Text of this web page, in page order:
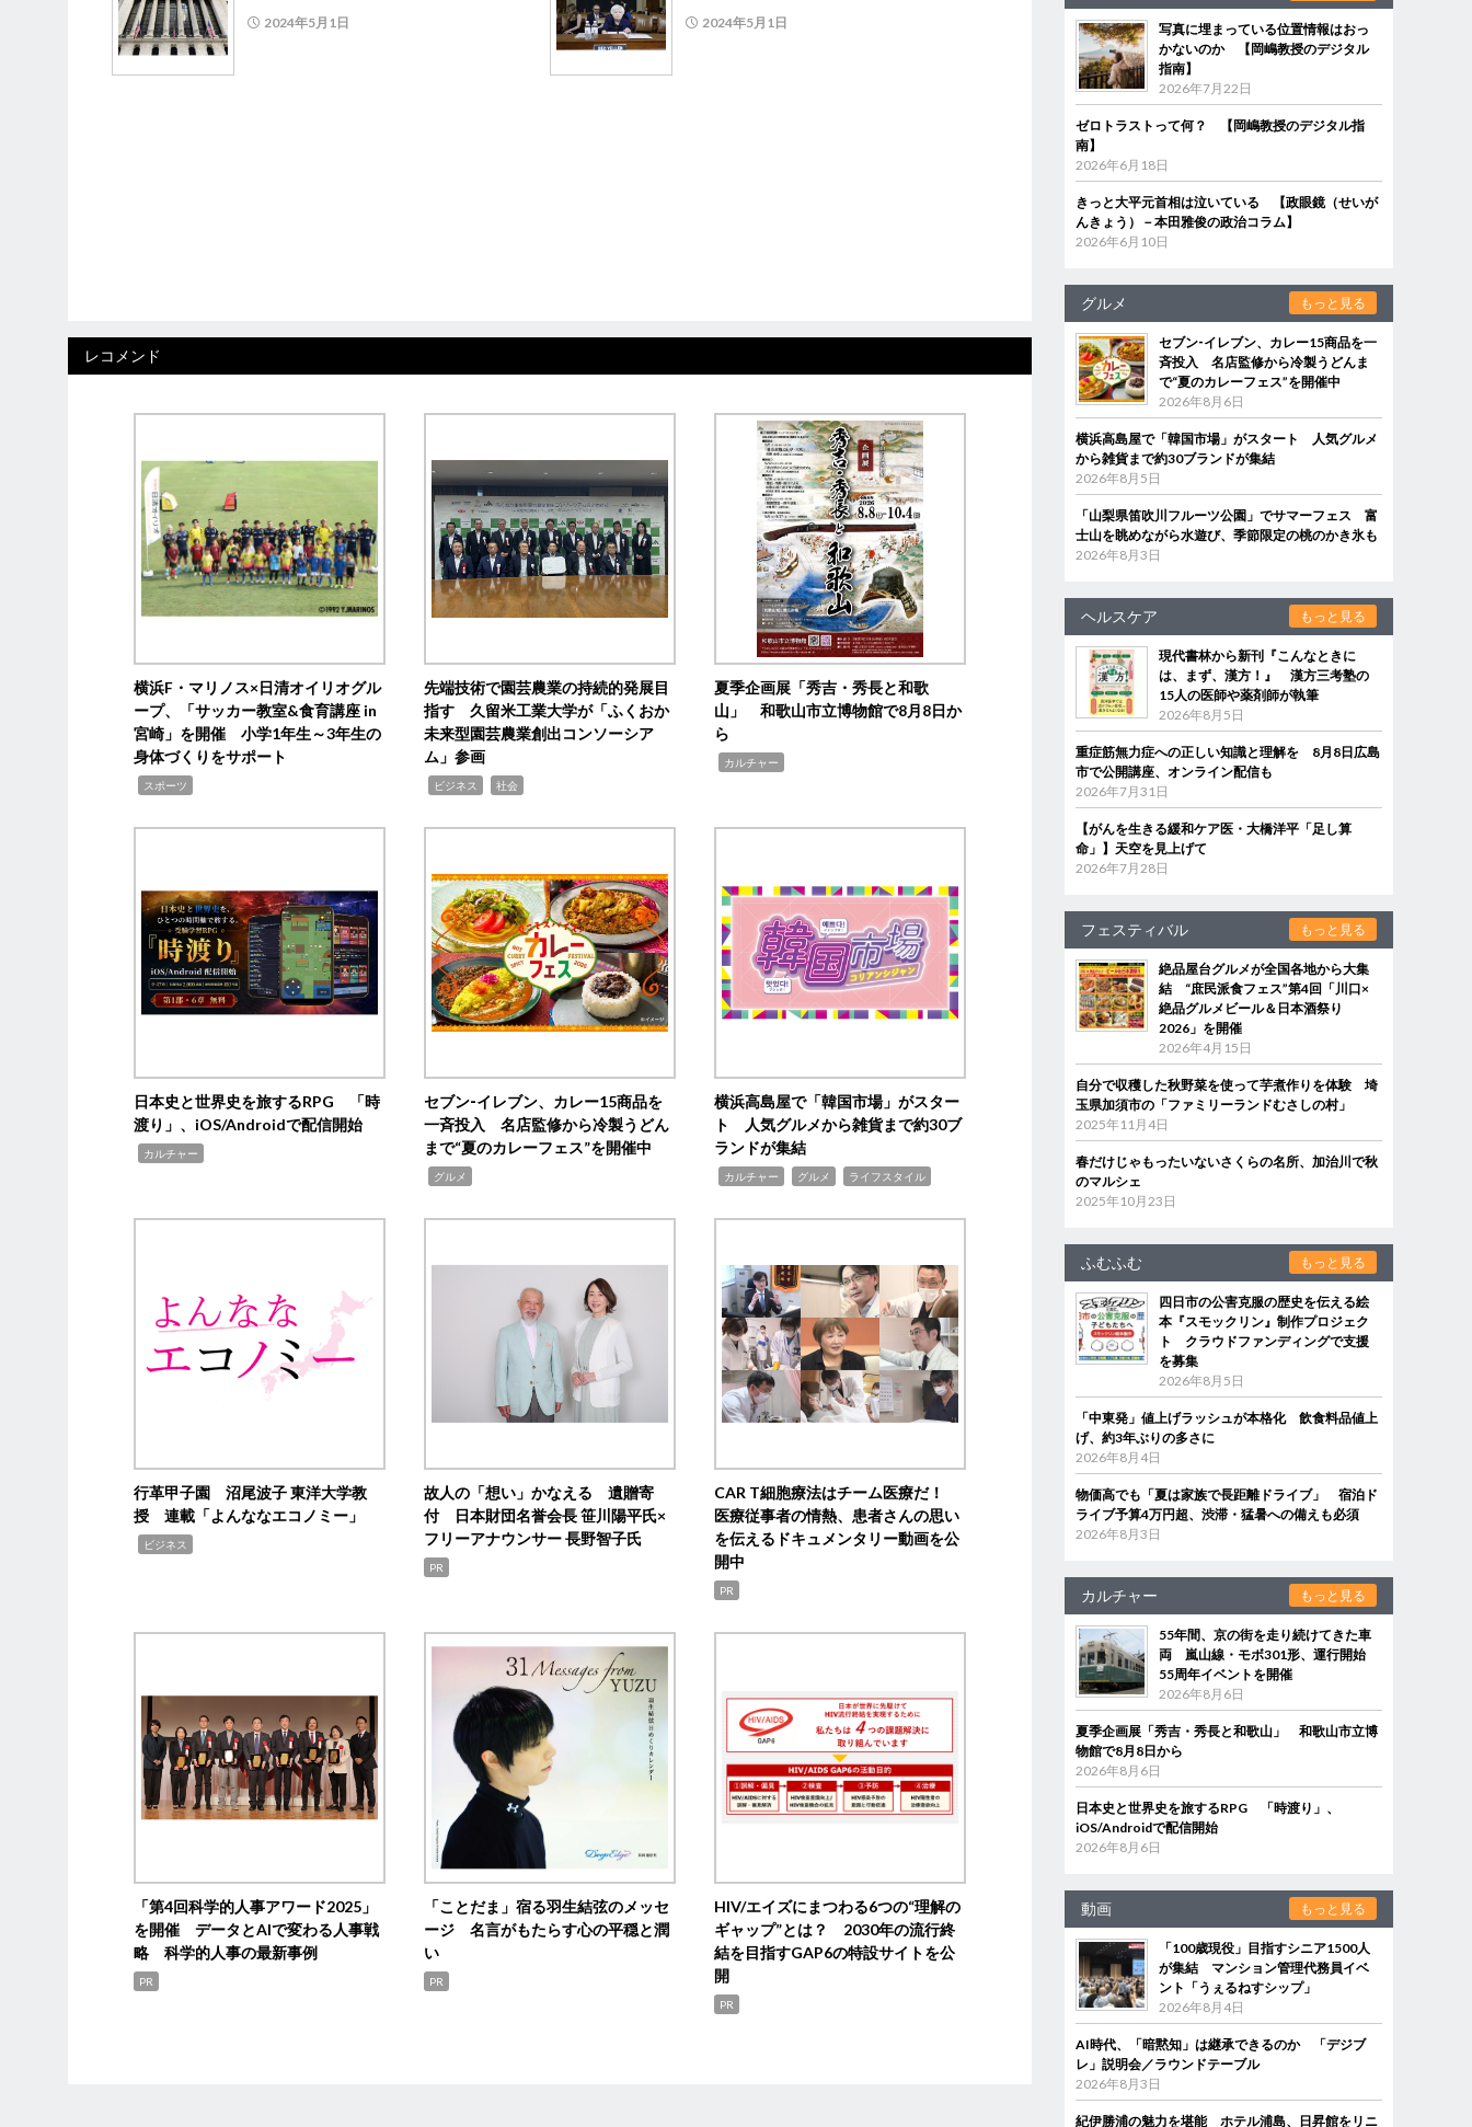
2024年5月1日 2024年5月1日
レコメンド
横浜F・マリノス×日清オイリオグル
ープ、「サッカー教室&食育講座 in
宮崎」を開催 小学1年生～3年生の
身体づくりをサポート
スポーツ
先端技術で園芸農業の持続的発展目
指す 久留米工業大学が「ふくおか
未来型園芸農業創出コンソーシア
ム」参画
ビジネス 社会
夏季企画展「秀吉・秀長と和歌
山」 和歌山市立博物館で8月8日か
ら
カルチャー
日本史と世界史を旅するRPG 「時
渡り」、iOS/Androidで配信開始
カルチャー
セブン‐イレブン、カレー15商品を
一斉投入 名店監修から冷製うどん
まで“夏のカレーフェス”を開催中
グルメ
横浜高島屋で「韓国市場」がスター
ト 人気グルメから雑貨まで約30ブ
ランドが集結
カルチャー グルメ ライフスタイル
行革甲子園 沼尾波子 東洋大学教
授 連載「よんななエコノミー」
ビジネス
故人の「想い」かなえる 遺贈寄
付 日本財団名誉会長 笹川陽平氏×
フリーアナウンサー 長野智子氏
PR
CAR T細胞療法はチーム医療だ！
医療従事者の情熱、患者さんの思い
を伝えるドキュメンタリー動画を公
開中
PR
「第4回科学的人事アワード2025」
を開催 データとAIで変わる人事戦
略 科学的人事の最新事例
PR
「ことだま」宿る羽生結弦のメッセ
ージ 名言がもたらす心の平穏と潤
い
PR
HIV/エイズにまつわる6つの“理解の
ギャップ”とは？ 2030年の流行終
結を目指すGAP6の特設サイトを公
開
PR
写真に埋まっている位置情報はおっ
かないのか 【岡嶋教授のデジタル
指南】
2026年7月22日
ゼロトラストって何？ 【岡嶋教授のデジタル指
南】
2026年6月18日
きっと大平元首相は泣いている 【政眼鏡（せいが
んきょう）－本田雅俊の政治コラム】
2026年6月10日
グルメ もっと見る
セブン‐イレブン、カレー15商品を一
斉投入 名店監修から冷製うどんま
で“夏のカレーフェス”を開催中
2026年8月6日
横浜高島屋で「韓国市場」がスタート 人気グルメ
から雑貨まで約30ブランドが集結
2026年8月5日
「山梨県笛吹川フルーツ公園」でサマーフェス 富
士山を眺めながら水遊び、季節限定の桃のかき氷も
2026年8月3日
ヘルスケア もっと見る
現代書林から新刊『こんなときに
は、まず、漢方！』 漢方三考塾の
15人の医師や薬剤師が執筆
2026年8月5日
重症筋無力症への正しい知識と理解を 8月8日広島
市で公開講座、オンライン配信も
2026年7月31日
【がんを生きる緩和ケア医・大橋洋平「足し算
命」】天空を見上げて
2026年7月28日
フェスティバル もっと見る
絶品屋台グルメが全国各地から大集
結 “庶民派食フェス”第4回「川口×
絶品グルメビール＆日本酒祭り
2026」を開催
2026年4月15日
自分で収穫した秋野菜を使って芋煮作りを体験 埼
玉県加須市の「ファミリーランドむさしの村」
2025年11月4日
春だけじゃもったいないさくらの名所、加治川で秋
のマルシェ
2025年10月23日
ふむふむ もっと見る
四日市の公害克服の歴史を伝える絵
本『スモックリン』制作プロジェク
ト クラウドファンディングで支援
を募集
2026年8月5日
「中東発」値上げラッシュが本格化 飲食料品値上
げ、約3年ぶりの多さに
2026年8月4日
物価高でも「夏は家族で長距離ドライブ」 宿泊ド
ライブ予算4万円超、渋滞・猛暑への備えも必須
2026年8月3日
カルチャー もっと見る
55年間、京の街を走り続けてきた車
両 嵐山線・モボ301形、運行開始
55周年イベントを開催
2026年8月6日
夏季企画展「秀吉・秀長と和歌山」 和歌山市立博
物館で8月8日から
2026年8月6日
日本史と世界史を旅するRPG 「時渡り」、
iOS/Androidで配信開始
2026年8月6日
動画 もっと見る
「100歳現役」目指すシニア1500人
が集結 マンション管理代務員イベ
ント「うぇるねすシップ」
2026年8月4日
AI時代、「暗黙知」は継承できるのか 「デジブ
レ」説明会／ラウンドテーブル
2026年8月3日
紀伊勝浦の魅力を堪能 ホテル浦島、日昇館をリニ